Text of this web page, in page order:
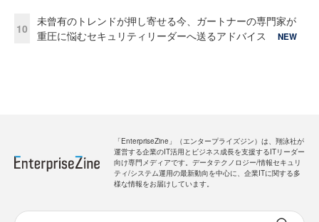
10
未曾有のトレンドが押し寄せる今、ガートナーの専門家が
重圧に悩むセキュリティリーダーへ送るアドバイス
NEW
「EnterpriseZine」（エンタープライズジン）は、翔泳社が
運営する企業のIT活用とビジネス成長を支援するITリーダー
向け専門メディアです。データテクノロジー/情報セキュリ
ティ/システム運用の最新動向を中心に、企業ITに関する多
様な情報をお届けしています。